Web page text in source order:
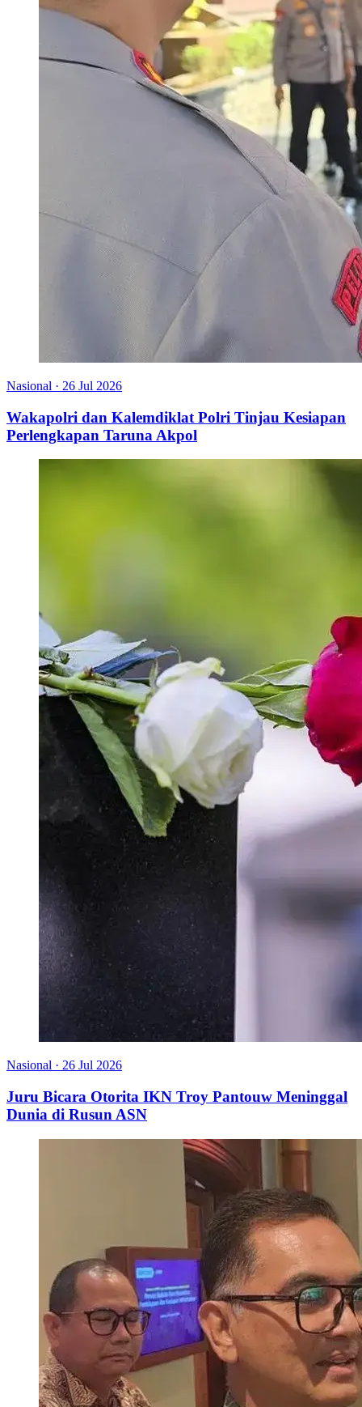
Nasional · 26 Jul 2026
Wakapolri dan Kalemdiklat Polri Tinjau Kesiapan
Perlengkapan Taruna Akpol
Nasional · 26 Jul 2026
Juru Bicara Otorita IKN Troy Pantouw Meninggal
Dunia di Rusun ASN